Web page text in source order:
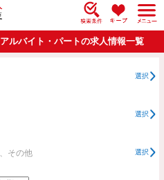
ルバイト・パートの求人情報一覧
選択
選択
その他 選択